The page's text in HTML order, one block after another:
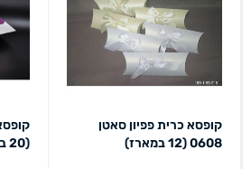
קופסא כרית פפיון סאטן
0608 (12 במארז)
(20 במארז)